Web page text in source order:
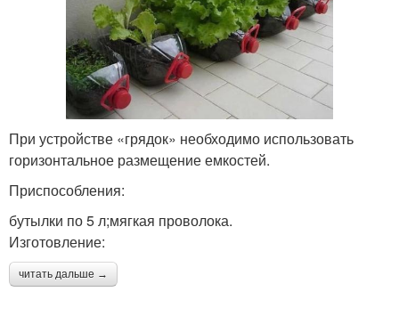
При устройстве «грядок» необходимо использовать
горизонтальное размещение емкостей.
Приспособления:
бутылки по 5 л;мягкая проволока.
Изготовление:
читать дальше →